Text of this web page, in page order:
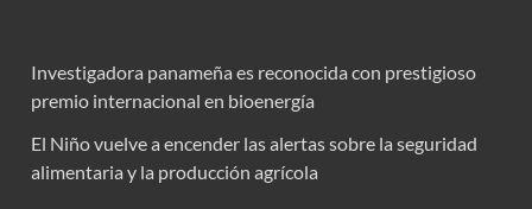
Investigadora panameña es reconocida con prestigioso
premio internacional en bioenergía
El Niño vuelve a encender las alertas sobre la seguridad
alimentaria y la producción agrícola